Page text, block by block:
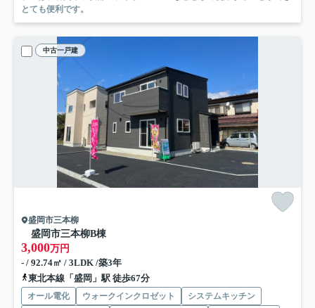
とても便利です。
中古一戸建
盛岡市三本柳
盛岡市三本柳B棟
3,000万円
- / 92.74㎡ / 3LDK /築3年
東北本線「盛岡」駅 徒歩67分
オール電化 ウォークインクロゼット
システムキッチン